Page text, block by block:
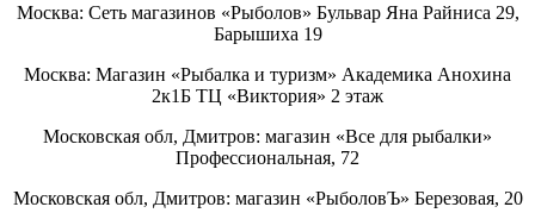
Москва: Сеть магазинов «Рыболов» Бульвар Яна Райниса 29,
Барышиха 19
Москва: Магазин «Рыбалка и туризм» Академика Анохина
2к1Б ТЦ «Виктория» 2 этаж
Московская обл, Дмитров: магазин «Все для рыбалки»
Профессиональная, 72
Московская обл, Дмитров: магазин «РыболовЪ» Березовая, 20